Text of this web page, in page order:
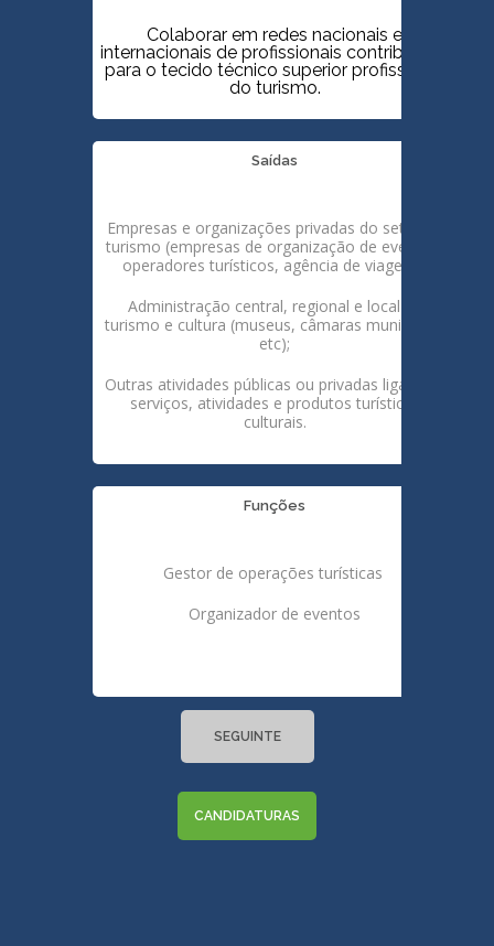
Colaborar em redes nacionais e
internacionais de profissionais contribuindo
para o tecido técnico superior profissional
do turismo.
Saídas
Empresas e organizações privadas do setor do
turismo (empresas de organização de eventos,
operadores turísticos, agência de viagens);
Administração central, regional e local de
turismo e cultura (museus, câmaras municipais,
etc);
Outras atividades públicas ou privadas ligadas a
serviços, atividades e produtos turístico-
culturais.
Funções
Gestor de operações turísticas
Organizador de eventos
SEGUINTE
CANDIDATURAS